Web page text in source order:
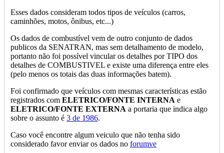
Esses dados consideram todos tipos de veículos (carros,
caminhões, motos, ônibus, etc...)
Os dados de combustível vem de outro conjunto de dados
publicos da SENATRAN, mas sem detalhamento de modelo,
portanto não foi possível vincular os detalhes por TIPO dos
detalhes de COMBUSTIVEL e existe uma diferença entre eles
(pelo menos os totais das duas informações batem).
Foi confirmado que veículos com mesmas características estão
registrados com ELETRICO/FONTE INTERNA e
ELETRICO/FONTE EXTERNA a portaria que indica algo
sobre o assunto é 3 de 1986.
Caso você encontre algum veiculo que não tenha sido
considerado favor enviar os dados no forumve